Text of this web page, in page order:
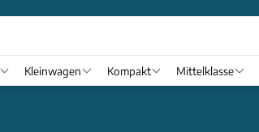
Kleinwagen Kompakt Mittelklasse